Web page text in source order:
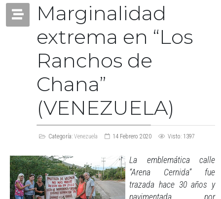
Marginalidad
extrema en “Los
Ranchos de
Chana”
(VENEZUELA)
Categoría: Venezuela 14 Febrero 2020 Visto: 1397
La emblemática calle
“Arena Cernida” fue
trazada hace 30 años y
pavimentada por